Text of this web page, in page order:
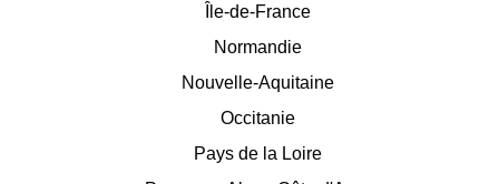
Île-de-France
Normandie
Nouvelle-Aquitaine
Occitanie
Pays de la Loire